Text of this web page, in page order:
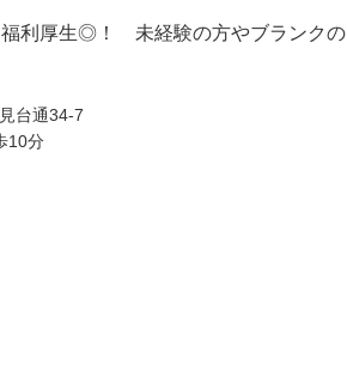
利厚生◎！ 未経験の方やブランクの
台通34-7
10分